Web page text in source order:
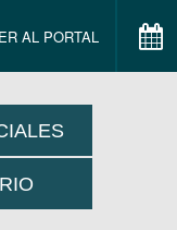
AL PORTAL